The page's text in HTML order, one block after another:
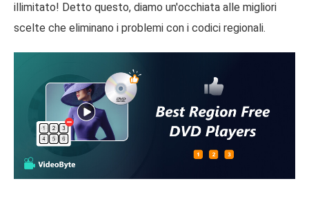
illimitato! Detto questo, diamo un'occhiata alle migliori
scelte che eliminano i problemi con i codici regionali.